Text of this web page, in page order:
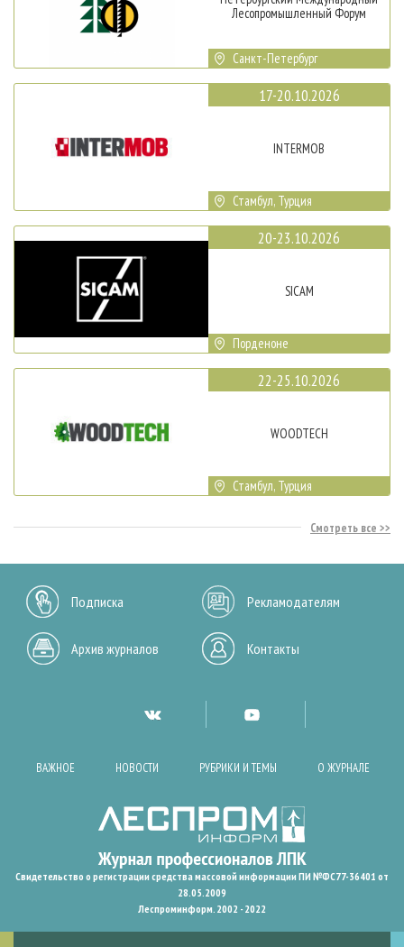
Лесопромышленный Форум
Санкт-Петербург
17-20.10.2026
INTERMOB
Стамбул, Турция
20-23.10.2026
SICAM
Порденоне
22-25.10.2026
WOODTECH
Стамбул, Турция
Смотреть все
Подписка Рекламодателям
Архив журналов Контакты
ВАЖНОЕ НОВОСТИ РУБРИКИ И ТЕМЫ О ЖУРНАЛЕ
Свидетельство о регистрации средства массовой информации ПИ №ФС77-36401 от
28.05.2009
Леспроминформ. 2002 - 2022